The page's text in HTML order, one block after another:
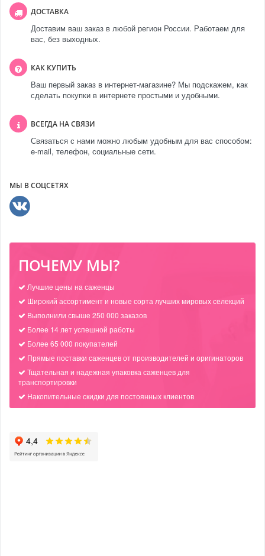
ДОСТАВКА
Доставим ваш заказ в любой регион России. Работаем для
вас, без выходных.
КАК КУПИТЬ
Ваш первый заказ в интернет-магазине? Мы подскажем, как
сделать покупки в интернете простыми и удобными.
ВСЕГДА НА СВЯЗИ
Связаться с нами можно любым удобным для вас способом:
e-mail, телефон, социальные сети.
МЫ В СОЦСЕТЯХ
ПОЧЕМУ МЫ?
Лучшие цены на саженцы
Широкий ассортимент и новые сорта лучших мировых селекций
Выполнили свыше 250 000 заказов
Более 14 лет успешной работы
Более 65 000 покупателей
Прямые поставки саженцев от производителей и оригинаторов
Тщательная и надежная упаковка саженцев для
транспортировки
Накопительные скидки для постоянных клиентов